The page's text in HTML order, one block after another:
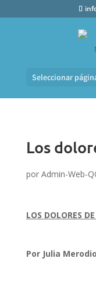
Seleccionar
Los
por Admin-Web-
LOS DOLORES
Por Julia Merodio